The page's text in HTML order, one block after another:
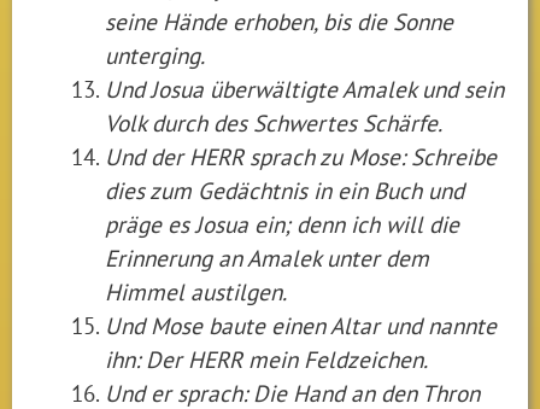
seine Hände erhoben, bis die Sonne
unterging.
Und Josua überwältigte Amalek und sein
Volk durch des Schwertes Schärfe.
Und der HERR sprach zu Mose: Schreibe
dies zum Gedächtnis in ein Buch und
präge es Josua ein; denn ich will die
Erinnerung an Amalek unter dem
Himmel austilgen.
Und Mose baute einen Altar und nannte
ihn: Der HERR mein Feldzeichen.
Und er sprach: Die Hand an den Thron